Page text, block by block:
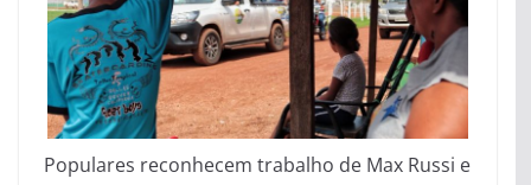
Populares reconhecem trabalho de Max Russi e